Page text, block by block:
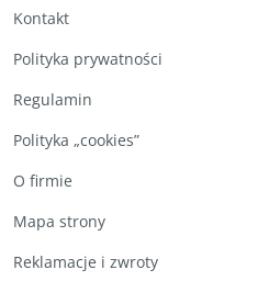
Kontakt
Polityka prywatności
Regulamin
Polityka „cookies”
O firmie
Mapa strony
Reklamacje i zwroty